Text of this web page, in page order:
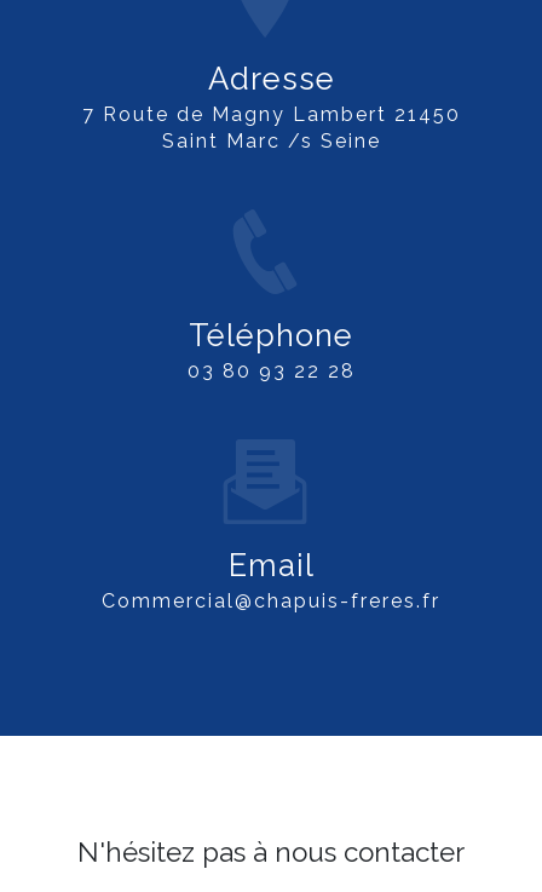
Adresse
7 Route de Magny Lambert 21450
Saint Marc /s Seine
Téléphone
03 80 93 22 28
Email
commercial@chapuis-freres.fr
N'hésitez pas à nous contacter